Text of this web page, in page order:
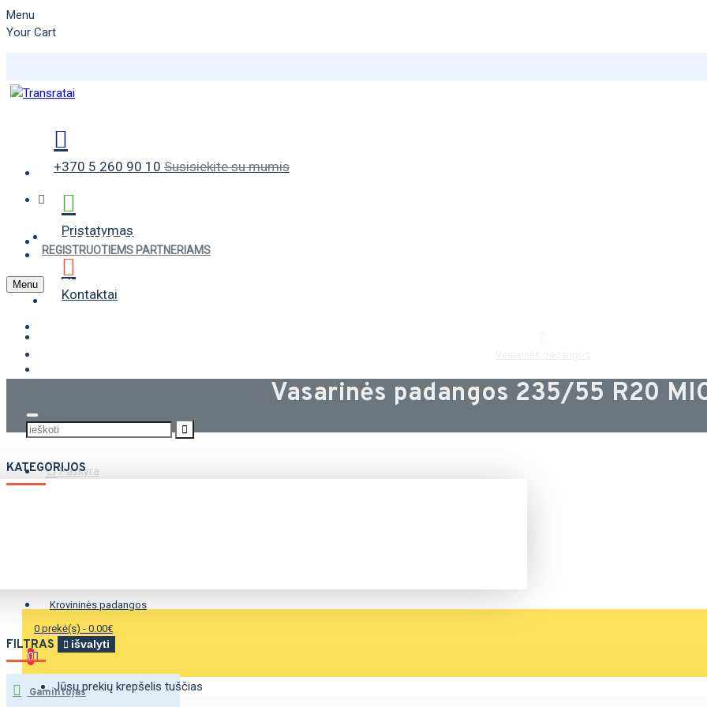
Menu
Your Cart
+370 5 260 90 10 Susisiekite su mumis
Pristatymas
Kontaktai
VASARINĖS PADANGOS
ŽIEMINĖS PADANGOS
Paskyra
0 prekė(s) - 0.00€
0
Jūsų prekių krepšelis tuščias
REGISTRUOTIEMS PARTNERIAMS
Menu
Vasarinės padangos 235/55 R20
KATEGORIJOS
Krovininės padangos
FILTRAS išvalyti
Gamintojas